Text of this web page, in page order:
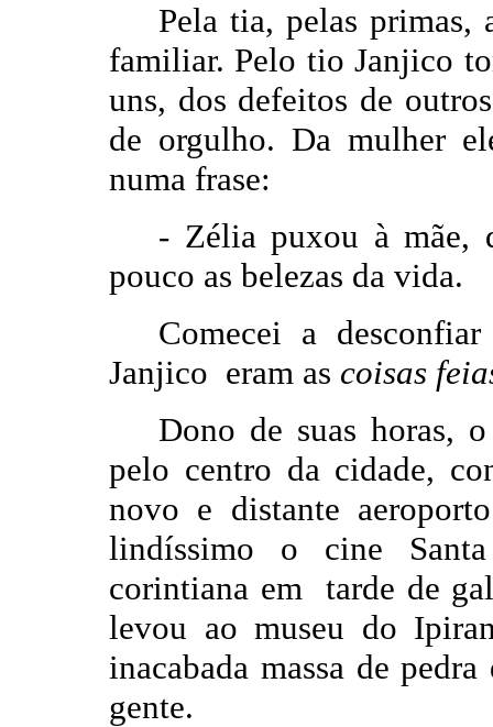
Pela tia, pelas primas,
familiar. Pelo tio Janjico
uns, dos defeitos de
de orgulho. Da mulher
numa frase:
- Zélia puxou à mãe,
pouco as belezas da vida.
Comecei a
Janjico eram as coisas
Dono de suas horas,
pelo centro da cidade,
novo e distante
lindíssimo o cine
corintiana em tarde de
levou ao museu do
inacabada massa de
gente.